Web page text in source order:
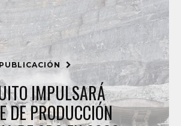
IMPULSARÁ
DE PRODUCCIÓN